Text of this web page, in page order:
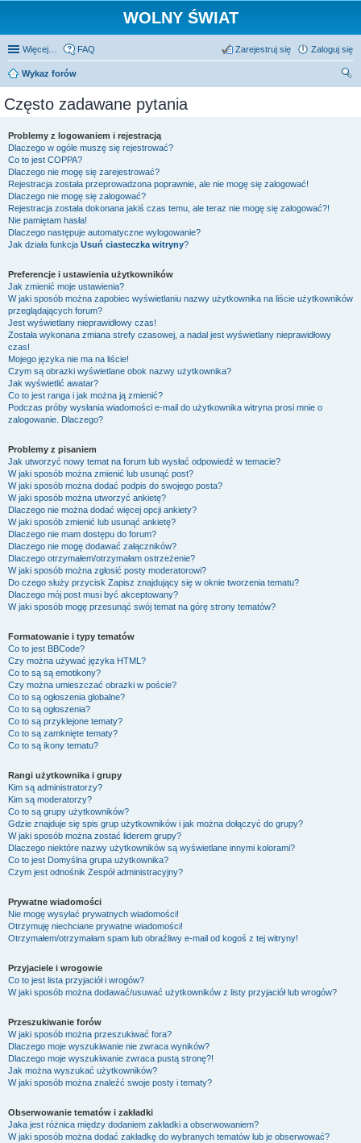
WOLNY ŚWIAT
Więcej… FAQ Zaloguj się
Zarejestruj się
Wykaz forów
Często zadawane pytania
Problemy z logowaniem i rejestracją
Dlaczego w ogóle muszę się rejestrować?
Co to jest COPPA?
Dlaczego nie mogę się zarejestrować?
Rejestracja została przeprowadzona poprawnie, ale nie mogę się zalogować!
Dlaczego nie mogę się zalogować?
Rejestracja została dokonana jakiś czas temu, ale teraz nie mogę się zalogować?!
Nie pamiętam hasła!
Dlaczego następuje automatyczne wylogowanie?
Jak działa funkcja Usuń ciasteczka witryny?
Preferencje i ustawienia użytkowników
Jak zmienić moje ustawienia?
W jaki sposób można zapobiec wyświetlaniu nazwy użytkownika na liście użytkowników
przeglądających forum?
Jest wyświetlany nieprawidłowy czas!
Została wykonana zmiana strefy czasowej, a nadal jest wyświetlany nieprawidłowy
czas!
Mojego języka nie ma na liście!
Czym są obrazki wyświetlane obok nazwy użytkownika?
Jak wyświetlić awatar?
Co to jest ranga i jak można ją zmienić?
Podczas próby wysłania wiadomości e-mail do użytkownika witryna prosi mnie o
zalogowanie. Dlaczego?
Problemy z pisaniem
Jak utworzyć nowy temat na forum lub wysłać odpowiedź w temacie?
W jaki sposób można zmienić lub usunąć post?
W jaki sposób można dodać podpis do swojego posta?
W jaki sposób można utworzyć ankietę?
Dlaczego nie można dodać więcej opcji ankiety?
W jaki sposób zmienić lub usunąć ankietę?
Dlaczego nie mam dostępu do forum?
Dlaczego nie mogę dodawać załączników?
Dlaczego otrzymałem/otrzymałam ostrzeżenie?
W jaki sposób można zgłosić posty moderatorowi?
Do czego służy przycisk Zapisz znajdujący się w oknie tworzenia tematu?
Dlaczego mój post musi być akceptowany?
W jaki sposób mogę przesunąć swój temat na górę strony tematów?
Formatowanie i typy tematów
Co to jest BBCode?
Czy można używać języka HTML?
Co to są są emotikony?
Czy można umieszczać obrazki w poście?
Co to są ogłoszenia globalne?
Co to są ogłoszenia?
Co to są przyklejone tematy?
Co to są zamknięte tematy?
Co to są ikony tematu?
Rangi użytkownika i grupy
Kim są administratorzy?
Kim są moderatorzy?
Co to są grupy użytkowników?
Gdzie znajduje się spis grup użytkowników i jak można dołączyć do grupy?
W jaki sposób można zostać liderem grupy?
Dlaczego niektóre nazwy użytkowników są wyświetlane innymi kolorami?
Co to jest Domyślna grupa użytkownika?
Czym jest odnośnik Zespół administracyjny?
Prywatne wiadomości
Nie mogę wysyłać prywatnych wiadomości!
Otrzymuję niechciane prywatne wiadomości!
Otrzymałem/otrzymałam spam lub obraźliwy e-mail od kogoś z tej witryny!
Przyjaciele i wrogowie
Co to jest lista przyjaciół i wrogów?
W jaki sposób można dodawać/usuwać użytkowników z listy przyjaciół lub wrogów?
Przeszukiwanie forów
W jaki sposób można przeszukiwać fora?
Dlaczego moje wyszukiwanie nie zwraca wyników?
Dlaczego moje wyszukiwanie zwraca pustą stronę?!
Jak można wyszukać użytkowników?
W jaki sposób można znaleźć swoje posty i tematy?
Obserwowanie tematów i zakładki
Jaka jest różnica między dodaniem zakładki a obserwowaniem?
W jaki sposób można dodać zakładkę do wybranych tematów lub je obserwować?